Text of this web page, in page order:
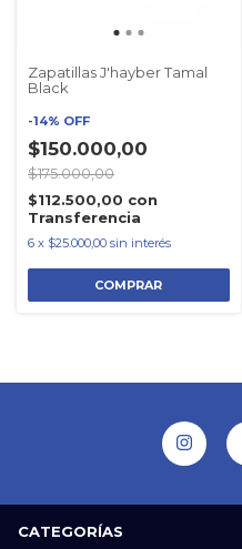
Zapatillas J'hayber Tamal
Black
-14% OFF
$150.000,00
$175.000,00
$112.500,00 con
Transferencia
6 x $25.000,00 sin interés
COMPRAR
CATEGORÍAS